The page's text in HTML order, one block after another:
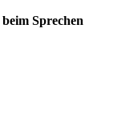
Sprechen